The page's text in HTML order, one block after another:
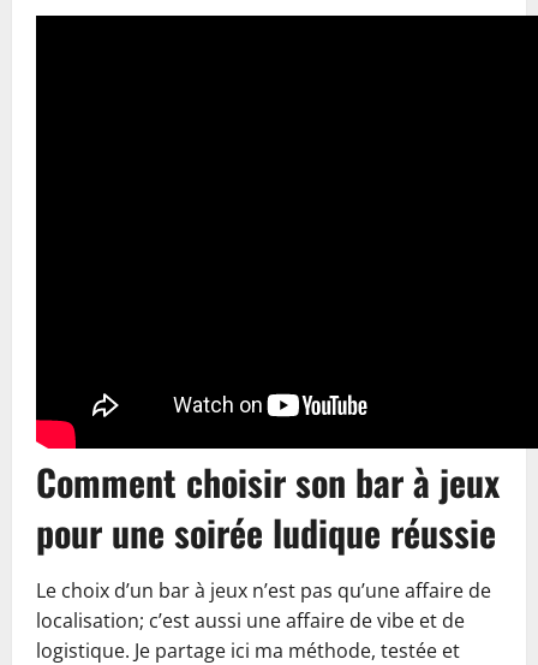
Comment choisir son bar à jeux
pour une soirée ludique réussie
Le choix d’un bar à jeux n’est pas qu’une affaire de
localisation; c’est aussi une affaire de vibe et de
logistique. Je partage ici ma méthode, testée et